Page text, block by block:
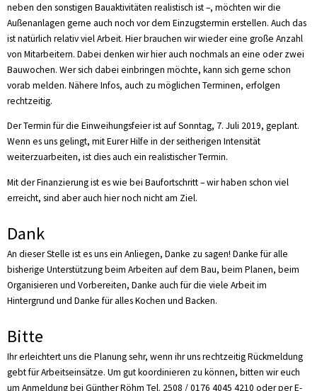
neben den sonstigen Bauaktivitäten realistisch ist –, möchten wir die
Außenanlagen gerne auch noch vor dem Einzugstermin erstellen. Auch das
ist natürlich relativ viel Arbeit. Hier brauchen wir wieder eine große Anzahl
von Mitarbeitern. Dabei denken wir hier auch nochmals an eine oder zwei
Bauwochen. Wer sich dabei einbringen möchte, kann sich gerne schon
vorab melden. Nähere Infos, auch zu möglichen Terminen, erfolgen
rechtzeitig.
Der Termin für die Einweihungsfeier ist auf Sonntag, 7. Juli 2019, geplant.
Wenn es uns gelingt, mit Eurer Hilfe in der seitherigen Intensität
weiterzuarbeiten, ist dies auch ein realistischer Termin.
Mit der Finanzierung ist es wie bei Baufortschritt – wir haben schon viel
erreicht, sind aber auch hier noch nicht am Ziel.
Dank
An dieser Stelle ist es uns ein Anliegen, Danke zu sagen! Danke für alle
bisherige Unterstützung beim Arbeiten auf dem Bau, beim Planen, beim
Organisieren und Vorbereiten, Danke auch für die viele Arbeit im
Hintergrund und Danke für alles Kochen und Backen.
Bitte
Ihr erleichtert uns die Planung sehr, wenn ihr uns rechtzeitig Rückmeldung
gebt für Arbeitseinsätze. Um gut koordinieren zu können, bitten wir euch
um Anmeldung bei Günther Röhm Tel. 2508 / 0176 4045 4210 oder per E-